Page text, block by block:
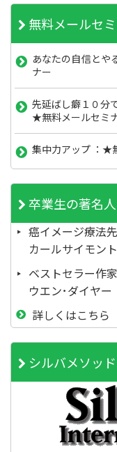
無料メールセ
あなたの自信とや
ナー
先延ばし癖１０分
★無料メールセミ
集中力アップ ：★
卒業生の著名人
癌イメージ療法
カールサイモン
ベストセラー作家
ウエン･ダイヤー
詳しくはこちら
シルバメソッ